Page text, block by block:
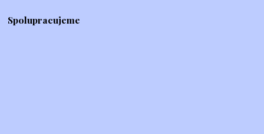
Spolupracujeme